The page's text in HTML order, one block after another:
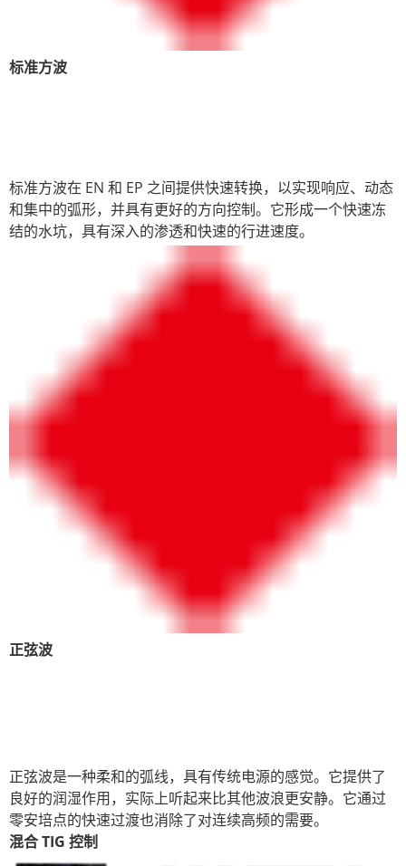
标准方波
标准方波在 EN 和 EP 之间提供快速转换，以实现响应、动态
和集中的弧形，并具有更好的方向控制。它形成一个快速冻
结的水坑，具有深入的渗透和快速的行进速度。
正弦波
正弦波是一种柔和的弧线，具有传统电源的感觉。它提供了
良好的润湿作用，实际上听起来比其他波浪更安静。它通过
零安培点的快速过渡也消除了对连续高频的需要。
混合 TIG 控制